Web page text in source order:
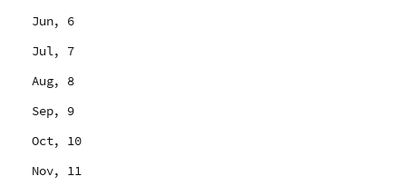
Jun, 6
Jul, 7
Aug, 8
Sep, 9
Oct, 10
Nov, 11